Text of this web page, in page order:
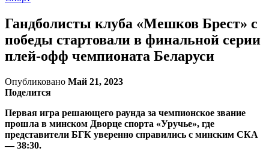
Гандболисты клуба «Мешков Брест» с
победы стартовали в финальной серии
плей-офф чемпионата Беларуси
Опубликовано Май 21, 2023
Поделится
Первая игра решающего раунда за чемпионское звание
прошла в минском Дворце спорта «Уручье», где
представители БГК уверенно справились с минским СКА
— 38:30.